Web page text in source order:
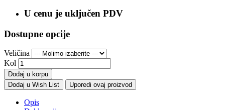
U cenu je uključen PDV
Dostupne opcije
Veličina
Kol
Dodaj u korpu
Dodaj u Wish List
Uporedi ovaj proizvod
Opis